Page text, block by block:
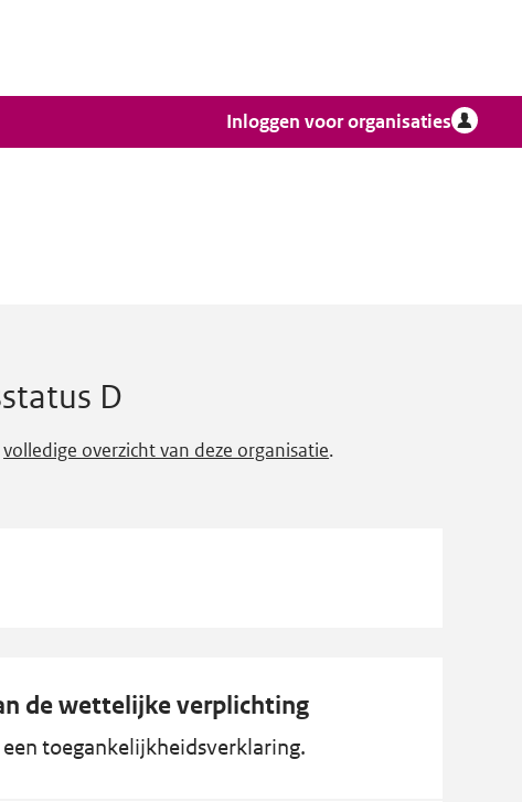
Inloggen voor organisaties
D
volledige overzicht van deze organisatie.
de wettelijke verplichting
toegankelijkheidsverklaring.